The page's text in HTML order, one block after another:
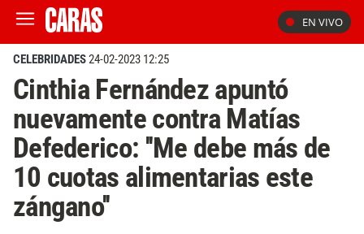
EN VIVO
CELEBRIDADES24-02-2023 12:25
Cinthia Fernández apuntó
nuevamente contra Matías
Defederico: ''Me debe más de
10 cuotas alimentarias este
zángano''